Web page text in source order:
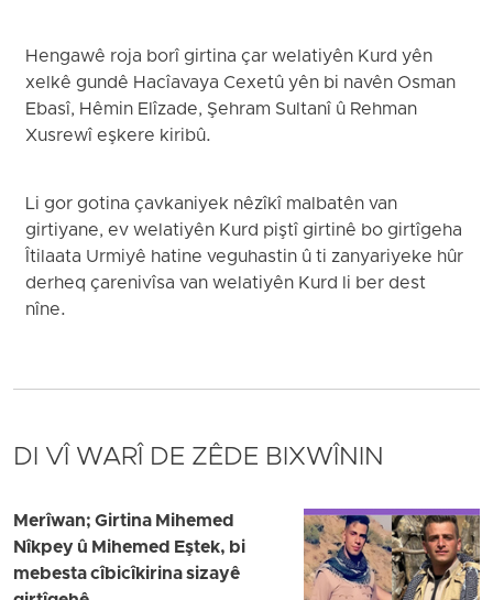
Hengawê roja borî girtina çar welatiyên Kurd yên
xelkê gundê Hacîavaya Cexetû yên bi navên Osman
Ebasî, Hêmin Elîzade, Şehram Sultanî û Rehman
Xusrewî eşkere kiribû.
Li gor gotina çavkaniyek nêzîkî malbatên van
girtiyane, ev welatiyên Kurd piştî girtinê bo girtîgeha
Îtilaata Urmiyê hatine veguhastin û ti zanyariyeke hûr
derheq çarenivîsa van welatiyên Kurd li ber dest
nîne.
DI VÎ WARÎ DE ZÊDE BIXWÎNIN
Merîwan; Girtina Mihemed
Nîkpey û Mihemed Eştek, bi
mebesta cîbicîkirina sizayê